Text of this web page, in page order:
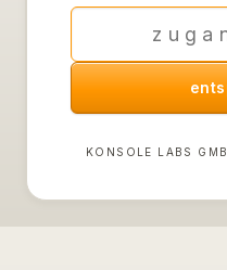
KONSOLE LABS